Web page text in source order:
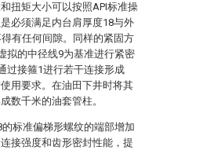
扭矩大小可以按照API标准操
必须满足内台肩厚度18与外
有任何间隙。同样的紧固方
拟的中径线9为基准进行紧密
过接箍1进行若干连接形成
用要求。在油田下井时将其
数千米的油套管柱。
标准偏梯形螺纹的端部增加
接强度和齿形密封性能，提